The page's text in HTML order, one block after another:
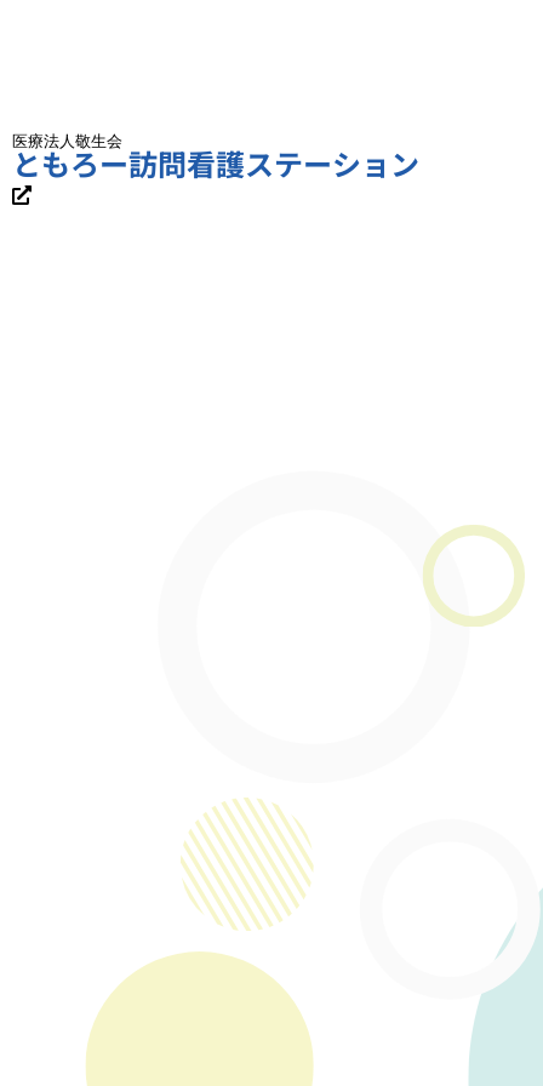
医療法人敬生会
ともろー訪問看護ステーション